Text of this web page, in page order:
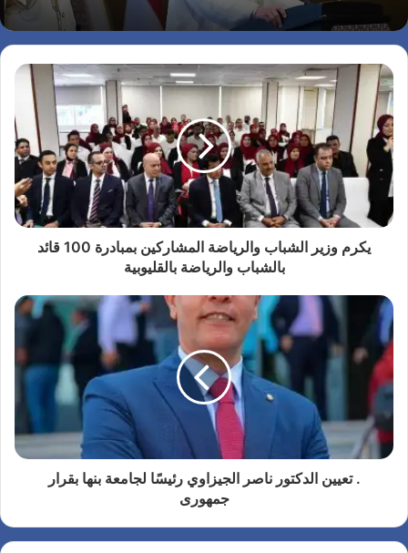
يكرم وزير الشباب والرياضة المشاركين بمبادرة 100 قائد
بالشباب والرياضة بالقليوبية
. تعيين الدكتور ناصر الجيزاوي رئيسًا لجامعة بنها بقرار
جمهورى